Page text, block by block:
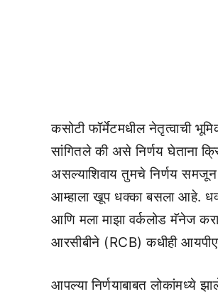
कसोटी फॉर्मेटमधील नेतृत्वाची
सांगितले की असे निर्णय घेताना
असल्याशिवाय तुमचे निर्णय
आम्हाला खूप धक्का बसला आहे.
आणि मला माझा वर्कलोड मॅनेज
आरसीबीने (RCB) कधीही
आपल्या निर्णयाबाबत लोकांमध्ये